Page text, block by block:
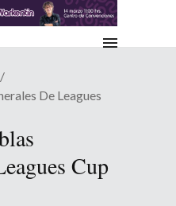
De Leagues
Cup